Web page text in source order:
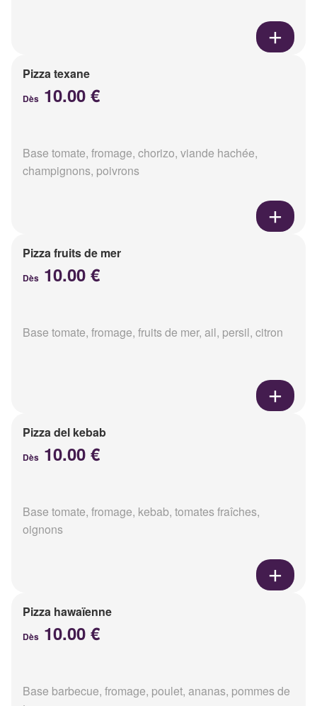
Pizza texane
Dès 10.00 €
Base tomate, fromage, chorizo, viande hachée,
champignons, poivrons
Pizza fruits de mer
Dès 10.00 €
Base tomate, fromage, fruits de mer, ail, persil, citron
Pizza del kebab
Dès 10.00 €
Base tomate, fromage, kebab, tomates fraîches,
oignons
Pizza hawaïenne
Dès 10.00 €
Base barbecue, fromage, poulet, ananas, pommes de